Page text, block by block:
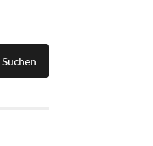
Suchen